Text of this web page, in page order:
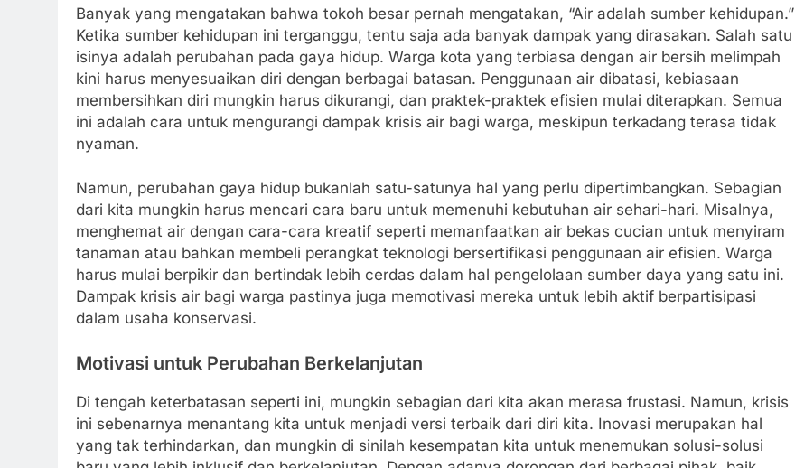
Banyak yang mengatakan bahwa tokoh besar pernah mengatakan, “Air adalah sumber kehidupan.”
Ketika sumber kehidupan ini terganggu, tentu saja ada banyak dampak yang dirasakan. Salah satu
isinya adalah perubahan pada gaya hidup. Warga kota yang terbiasa dengan air bersih melimpah
kini harus menyesuaikan diri dengan berbagai batasan. Penggunaan air dibatasi, kebiasaan
membersihkan diri mungkin harus dikurangi, dan praktek-praktek efisien mulai diterapkan. Semua
ini adalah cara untuk mengurangi dampak krisis air bagi warga, meskipun terkadang terasa tidak
nyaman.
Namun, perubahan gaya hidup bukanlah satu-satunya hal yang perlu dipertimbangkan. Sebagian
dari kita mungkin harus mencari cara baru untuk memenuhi kebutuhan air sehari-hari. Misalnya,
menghemat air dengan cara-cara kreatif seperti memanfaatkan air bekas cucian untuk menyiram
tanaman atau bahkan membeli perangkat teknologi bersertifikasi penggunaan air efisien. Warga
harus mulai berpikir dan bertindak lebih cerdas dalam hal pengelolaan sumber daya yang satu ini.
Dampak krisis air bagi warga pastinya juga memotivasi mereka untuk lebih aktif berpartisipasi
dalam usaha konservasi.
Motivasi untuk Perubahan Berkelanjutan
Di tengah keterbatasan seperti ini, mungkin sebagian dari kita akan merasa frustasi. Namun, krisis
ini sebenarnya menantang kita untuk menjadi versi terbaik dari diri kita. Inovasi merupakan hal
yang tak terhindarkan, dan mungkin di sinilah kesempatan kita untuk menemukan solusi-solusi